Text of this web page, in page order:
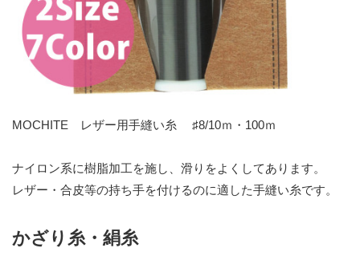
MOCHITE レザー用手縫い糸 ♯8/10ｍ・100ｍ
ナイロン系に樹脂加工を施し、滑りをよくしてあります。
レザー・合皮等の持ち手を付けるのに適した手縫い糸です。
かざり糸・絹糸